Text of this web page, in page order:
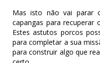
Mas isto não vai parar
capangas para recuperar
Estes astutos porcos
para completar a sua
para construir algo que